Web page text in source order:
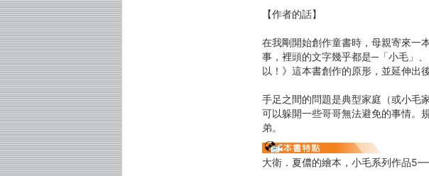
【作者的話】
在我剛開始創作童書時，母親寄來一
事，裡頭的文字幾乎都是─「小毛」
以！》這本書創作的原形，並延伸出
手足之間的問題是典型家庭（或小毛
可以躲開一些哥哥無法避免的事情。
弟。
大衛．夏儂的繪本，小毛系列作品